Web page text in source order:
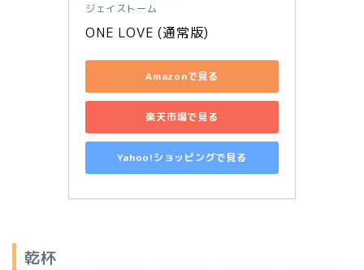
ジェイストーム
ONE LOVE (通常版)
Amazonで見る
楽天市場で見る
Yahoo!ショッピングで見る
乾杯